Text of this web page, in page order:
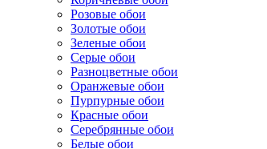
Розовые обои
Золотые обои
Зеленые обои
Серые обои
Разноцветные обои
Оранжевые обои
Пурпурные обои
Красные обои
Серебрянные обои
Белые обои